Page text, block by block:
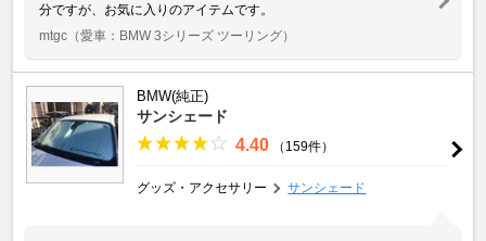
分ですが、お気に入りのアイテムです。
mtgc （愛車：BMW 3シリーズ ツーリング）
BMW(純正)
サンシェード
4.40 （159件）
グッズ・アクセサリー サンシェード